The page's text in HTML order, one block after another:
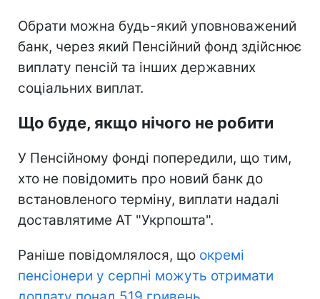
Обрати можна будь-який уповноважений
банк, через який Пенсійний фонд здійснює
виплату пенсій та інших державних
соціальних виплат.
Що буде, якщо нічого не робити
У Пенсійному фонді попередили, що тим,
хто не повідомить про новий банк до
встановленого терміну, виплати надалі
доставлятиме АТ "Укрпошта".
Раніше повідомлялося, що окремі
пенсіонери у серпні можуть отримати